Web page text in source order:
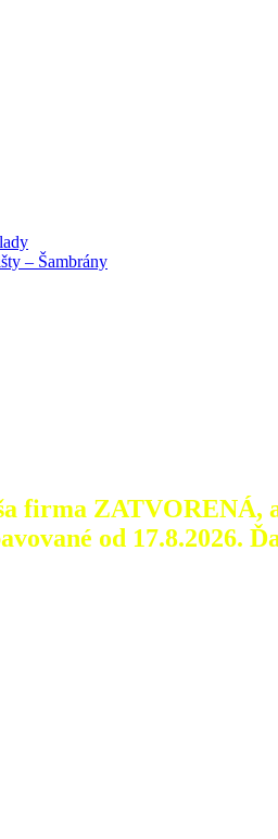
– Šambrány
firma ZATVORENÁ,
od 17.8.2026.